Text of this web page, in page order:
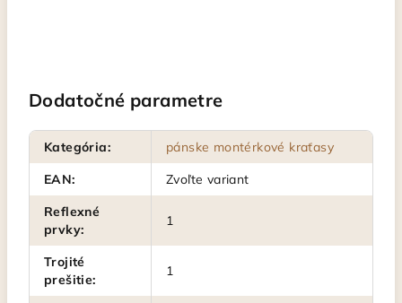
Dodatočné parametre
Kategória:
pánske montérkové kraťasy
EAN:
Zvoľte variant
Reflexné
prvky:
1
Trojité
prešitie:
1